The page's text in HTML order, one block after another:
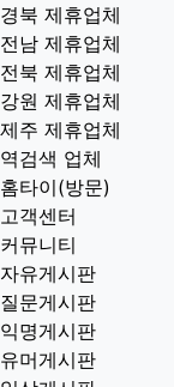
경북 제휴업체
전남 제휴업체
전북 제휴업체
강원 제휴업체
제주 제휴업체
역검색 업체
홈타이(방문)
고객센터
커뮤니티
자유게시판
질문게시판
익명게시판
유머게시판